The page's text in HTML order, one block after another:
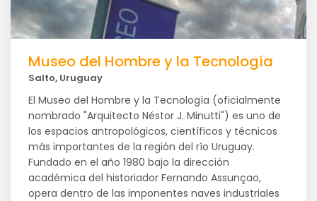
Museo del Hombre y la Tecnología
Salto, Uruguay
El Museo del Hombre y la Tecnología (oficialmente
nombrado "Arquitecto Néstor J. Minutti") es uno de
los espacios antropológicos, científicos y técnicos
más importantes de la región del río Uruguay.
Fundado en el año 1980 bajo la dirección
académica del historiador Fernando Assunçao,
opera dentro de las imponentes naves industriales